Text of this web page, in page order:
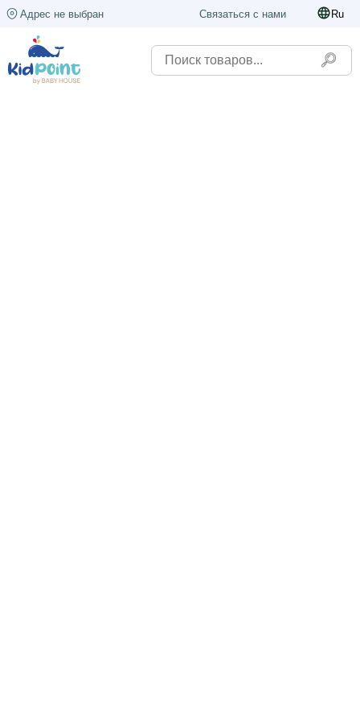
Адрес не выбран Связаться с нами Ru